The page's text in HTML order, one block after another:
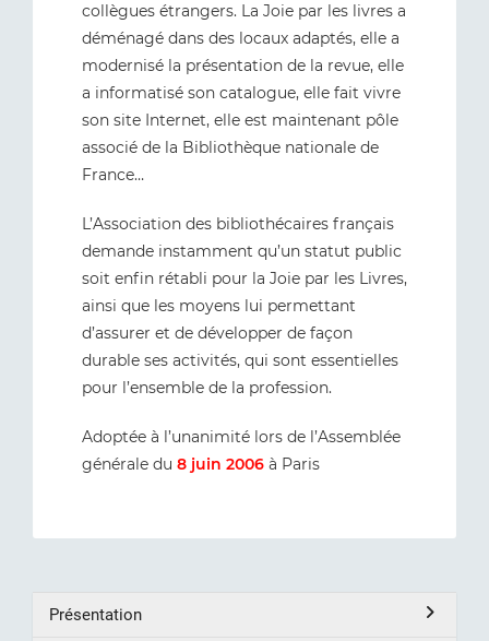
collègues étrangers. La Joie par les livres a
déménagé dans des locaux adaptés, elle a
modernisé la présentation de la revue, elle
a informatisé son catalogue, elle fait vivre
son site Internet, elle est maintenant pôle
associé de la Bibliothèque nationale de
France…
L’Association des bibliothécaires français
demande instamment qu’un statut public
soit enfin rétabli pour la Joie par les Livres,
ainsi que les moyens lui permettant
d’assurer et de développer de façon
durable ses activités, qui sont essentielles
pour l’ensemble de la profession.
Adoptée à l’unanimité lors de l’Assemblée
générale du 8 juin 2006 à Paris
Présentation